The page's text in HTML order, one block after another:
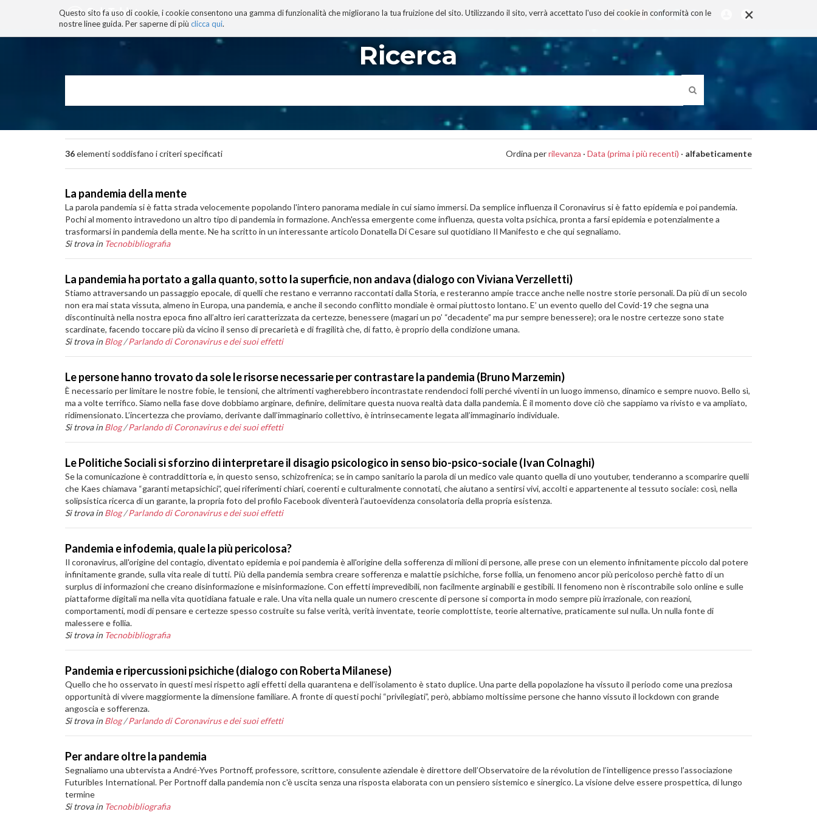
×
Questo sito fa uso di cookie, i cookie consentono una gamma di funzionalità che migliorano la tua fruizione del sito. Utilizzando il sito, verrà accettato l'uso dei cookie in conformità con le
nostre linee guida. Per saperne di più clicca qui.
BLOG TECNOCONSAPEVOLEZZA TECNOBIBLIOGRAFIA I MIEI LIBRI PROGETTO
navigazione
Ricerca
36elementi soddisfano i criteri specificati Ordina perrilevanza · Data (prima i più recenti) · alfabeticamente
La pandemia della mente
La parola pandemia si è fatta strada velocemente popolando l'intero panorama mediale in cui siamo immersi. Da semplice influenza il Coronavirus si è fatto epidemia e poi pandemia.
Pochi al momento intravedono un altro tipo di pandemia in formazione. Anch'essa emergente come influenza, questa volta psichica, pronta a farsi epidemia e potenzialmente a
trasformarsi in pandemia della mente. Ne ha scritto in un interessante articolo Donatella Di Cesare sul quotidiano Il Manifesto e che qui segnaliamo.
Si trova in Tecnobibliografia
La pandemia ha portato a galla quanto, sotto la superficie, non andava (dialogo con Viviana Verzelletti)
Stiamo attraversando un passaggio epocale, di quelli che restano e verranno raccontati dalla Storia, e resteranno ampie tracce anche nelle nostre storie personali. Da più di un secolo
non era mai stata vissuta, almeno in Europa, una pandemia, e anche il secondo conflitto mondiale è ormai piuttosto lontano. E’ un evento quello del Covid-19 che segna una
discontinuità nella nostra epoca fino all’altro ieri caratterizzata da certezze, benessere (magari un po’ “decadente” ma pur sempre benessere); ora le nostre certezze sono state
scardinate, facendo toccare più da vicino il senso di precarietà e di fragilità che, di fatto, è proprio della condizione umana.
Si trova in Blog /Parlando di Coronavirus e dei suoi effetti
Le persone hanno trovato da sole le risorse necessarie per contrastare la pandemia (Bruno Marzemin)
È necessario per limitare le nostre fobie, le tensioni, che altrimenti vagherebbero incontrastate rendendoci folli perché viventi in un luogo immenso, dinamico e sempre nuovo. Bello sì,
ma a volte terrifico. Siamo nella fase dove dobbiamo arginare, definire, delimitare questa nuova realtà data dalla pandemia. È il momento dove ciò che sappiamo va rivisto e va ampliato,
ridimensionato. L’incertezza che proviamo, derivante dall’immaginario collettivo, è intrinsecamente legata all’immaginario individuale.
Si trova in Blog /Parlando di Coronavirus e dei suoi effetti
Le Politiche Sociali si sforzino di interpretare il disagio psicologico in senso bio-psico-sociale (Ivan Colnaghi)
Se la comunicazione è contraddittoria e, in questo senso, schizofrenica; se in campo sanitario la parola di un medico vale quanto quella di uno youtuber, tenderanno a scomparire quelli
che Kaes chiamava “garanti metapsichici”, quei riferimenti chiari, coerenti e culturalmente connotati, che aiutano a sentirsi vivi, accolti e appartenente al tessuto sociale: così, nella
solipsistica ricerca di un garante, la propria foto del profilo Facebook diventerà l’autoevidenza consolatoria della propria esistenza.
Si trova in Blog /Parlando di Coronavirus e dei suoi effetti
Pandemia e infodemia, quale la più pericolosa?
Il coronavirus, all'origine del contagio, diventato epidemia e poi pandemia è all'origine della sofferenza di milioni di persone, alle prese con un elemento infinitamente piccolo dal potere
infinitamente grande, sulla vita reale di tutti. Più della pandemia sembra creare sofferenza e malattie psichiche, forse follia, un fenomeno ancor più pericoloso perchè fatto di un
surplus di informazioni che creano disinformazione e misinformazione. Con effetti imprevedibili, non facilmente arginabili e gestibili. Il fenomeno non è riscontrabile solo online e sulle
piattaforme digitali ma nella vita quotidiana fatuale e rale. Una vita nella quale un numero crescente di persone si comporta in modo sempre più irrazionale, con reazioni,
comportamenti, modi di pensare e certezze spesso costruite su false verità, verità inventate, teorie complottiste, teorie alternative, praticamente sul nulla. Un nulla fonte di
malessere e follia.
Si trova in Tecnobibliografia
Pandemia e ripercussioni psichiche (dialogo con Roberta Milanese)
Quello che ho osservato in questi mesi rispetto agli effetti della quarantena e dell’isolamento è stato duplice. Una parte della popolazione ha vissuto il periodo come una preziosa
opportunità di vivere maggiormente la dimensione familiare. A fronte di questi pochi “privilegiati”, però, abbiamo moltissime persone che hanno vissuto il lockdown con grande
angoscia e sofferenza.
Si trova in Blog /Parlando di Coronavirus e dei suoi effetti
Per andare oltre la pandemia
Segnaliamo una ubtervista a André-Yves Portnoff, professore, scrittore, consulente aziendale è direttore dell’Observatoire de la révolution de l’intelligence presso l’associazione
Futuribles International. Per Portnoff dalla pandemia non c'è uscita senza una risposta elaborata con un pensiero sistemico e sinergico. La visione delve essere prospettica, di lungo
termine
Si trova in Tecnobibliografia